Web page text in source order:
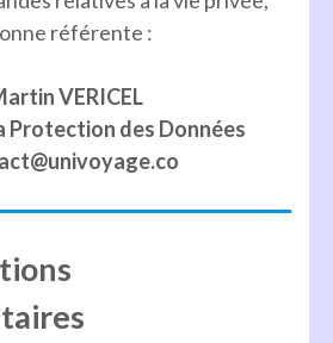
référente :
VERICEL
Protection des Données